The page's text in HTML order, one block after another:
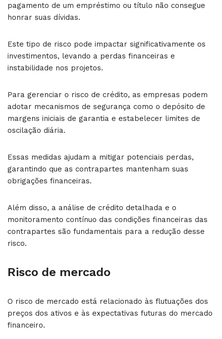
pagamento de um empréstimo ou título não consegue
honrar suas dívidas.
Este tipo de risco pode impactar significativamente os
investimentos, levando a perdas financeiras e
instabilidade nos projetos.
Para gerenciar o risco de crédito, as empresas podem
adotar mecanismos de segurança como o depósito de
margens iniciais de garantia e estabelecer limites de
oscilação diária.
Essas medidas ajudam a mitigar potenciais perdas,
garantindo que as contrapartes mantenham suas
obrigações financeiras.
Além disso, a análise de crédito detalhada e o
monitoramento contínuo das condições financeiras das
contrapartes são fundamentais para a redução desse
risco.
Risco de mercado
O risco de mercado está relacionado às flutuações dos
preços dos ativos e às expectativas futuras do mercado
financeiro.